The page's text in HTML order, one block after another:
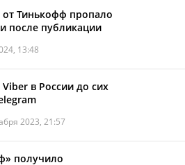
Тинькофф пропало
после публикации
13:48
в России до сих
2023, 21:57
получило